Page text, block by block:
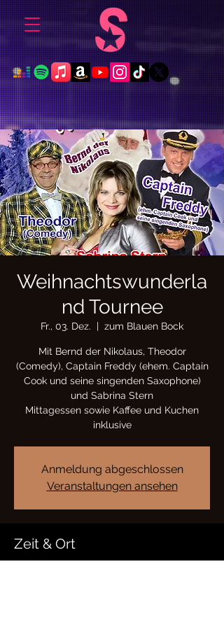
Weihnachtswunderla
nd Tournee
Fr., 03. Dez.
  |
zum Blauen Bock
Mit Bernd der Nikolaus, Theodor
(Comedy), Captain Freddy (ehem. Captain
Cook und seine singenden Saxophone)
und Sabrina Stern
Mittagessen sowie Kaffee und Kuchen
inklusive
Anmeldung abgeschlossen
Veranstaltungen ansehen
Zeit & Ort